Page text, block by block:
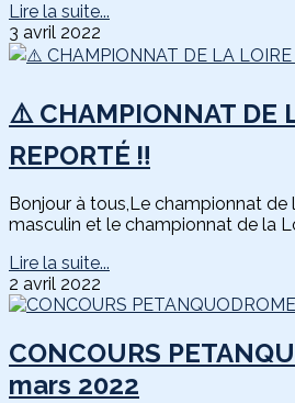
Lire la suite...
3 avril 2022
⚠️ CHAMPIONNAT DE
REPORTÉ ‼️
Bonjour à tous,Le championnat
masculin et le championnat de la
Lire la suite...
2 avril 2022
CONCOURS
mars 2022